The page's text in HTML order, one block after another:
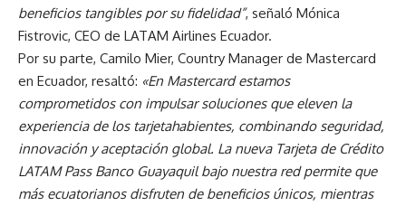
beneficios tangibles por su fidelidad”, señaló Mónica
Fistrovic, CEO de LATAM Airlines Ecuador.
Por su parte, Camilo Mier, Country Manager de Mastercard
en Ecuador, resaltó: «En Mastercard estamos
comprometidos con impulsar soluciones que eleven la
experiencia de los tarjetahabientes, combinando seguridad,
innovación y aceptación global. La nueva Tarjeta de Crédito
LATAM Pass Banco Guayaquil bajo nuestra red permite que
más ecuatorianos disfruten de beneficios únicos, mientras